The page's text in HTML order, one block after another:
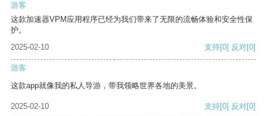
游客
这款加速器VPM应用程序已经为我们带来了无限的流畅体验和安全性保
护。
2025-02-10
支持[0] 反对[0]
游客
这款app就像我的私人导游，带我领略世界各地的美景。
2025-02-10 支持[0] 反对[0]